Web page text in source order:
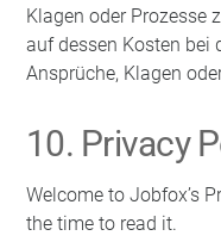
Klagen oder Prozesse
auf dessen Kosten bei
Ansprüche, Klagen
10. Privacy
Welcome to Jobfox’s
the time to read it.